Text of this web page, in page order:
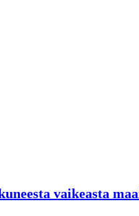
vaikeasta